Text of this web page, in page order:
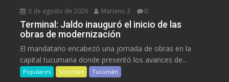
3 de agosto de 2026 Mariano Z 0
Terminal: Jaldo inauguró el inicio de las
obras de modernización
El mandatario encabezó una jornada de obras en la
capital tucumana donde presentó los avances de...
Populares Sociedad Tucumán